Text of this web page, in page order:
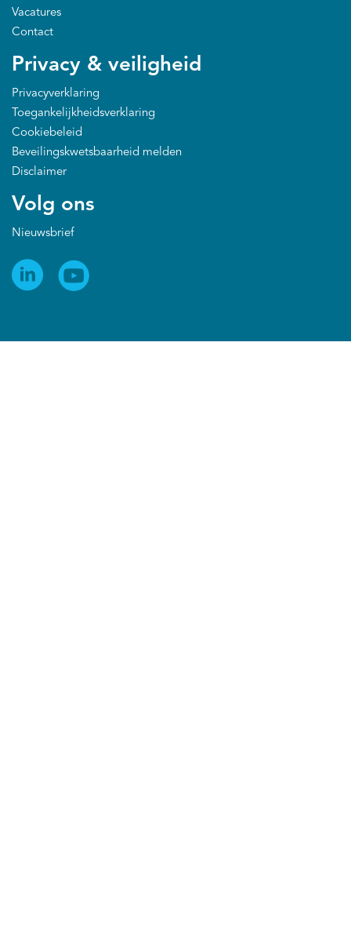
Vacatures
Contact
Privacy & veiligheid
Privacyverklaring
Toegankelijkheidsverklaring
Cookiebeleid
Beveilingskwetsbaarheid melden
Disclaimer
Volg ons
Nieuwsbrief